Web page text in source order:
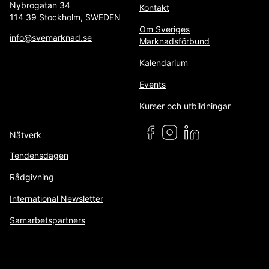
Nybrogatan 34
114 39 Stockholm, SWEDEN
info@svemarknad.se
Kontakt
Om Sveriges
Marknadsförbund
Kalendarium
Events
Kurser och utbildningar
Nätverk
Tendensdagen
Rådgivning
International Newsletter
Samarbetspartners